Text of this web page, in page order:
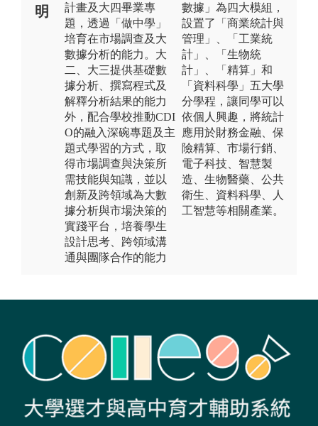
明
計畫及大四畢業專
題，透過「做中學」
培育在市場調查及大
數據分析的能力。大
二、大三提供基礎數
據分析、撰寫程式及
解釋分析結果的能力
外，配合學校推動CDI
O的融入深碗專題及主
題式學習的方式，取
得市場調查與決策所
需技能與知識，並以
創新及跨領域為大數
據分析與市場決策的
實踐平台，培養學生
設計思考、跨領域溝
通與團隊合作的能力
數據」為四大模組，
設置了「商業統計與
管理」、「工業統
計」、「生物統
計」、「精算」和
「資料科學」五大學
分學程，讓同學可以
依個人興趣，將統計
應用於財務金融、保
險精算、市場行銷、
電子科技、智慧製
造、生物醫藥、公共
衛生、資料科學、人
工智慧等相關產業。